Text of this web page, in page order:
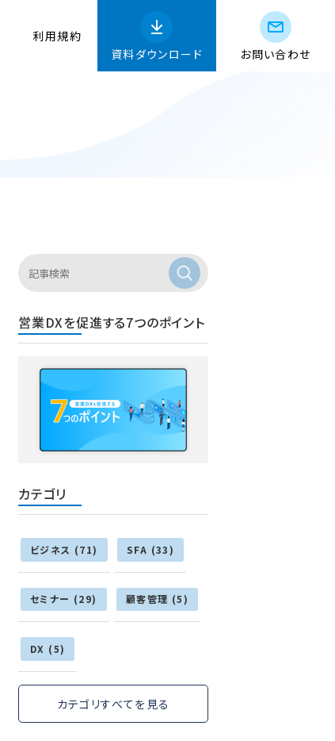
利用規約
資料ダウンロード
お問い合わせ
営業DXを促進する7つのポイント
カテゴリ
ビジネス (71) SFA (33)
セミナー (29) 顧客管理 (5)
DX (5)
カテゴリすべてを見る